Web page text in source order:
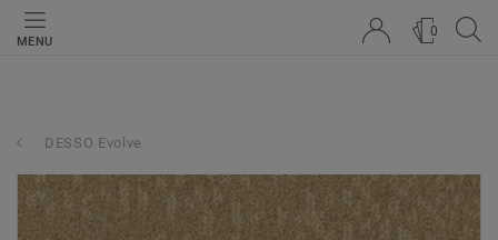
MENU
0
DESSO Evolve